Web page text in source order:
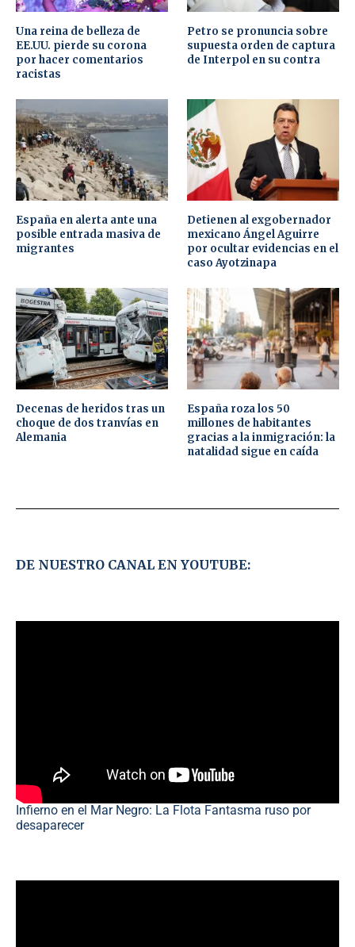
Una reina de belleza de
EE.UU. pierde su corona
por hacer comentarios
racistas
Petro se pronuncia sobre
supuesta orden de captura
de Interpol en su contra
España en alerta ante una
posible entrada masiva de
migrantes
Detienen al exgobernador
mexicano Ángel Aguirre
por ocultar evidencias en el
caso Ayotzinapa
Decenas de heridos tras un
choque de dos tranvías en
Alemania
España roza los 50
millones de habitantes
gracias a la inmigración: la
natalidad sigue en caída
DE NUESTRO CANAL EN YOUTUBE:
Infierno en el Mar Negro: La Flota Fantasma ruso por
desaparecer